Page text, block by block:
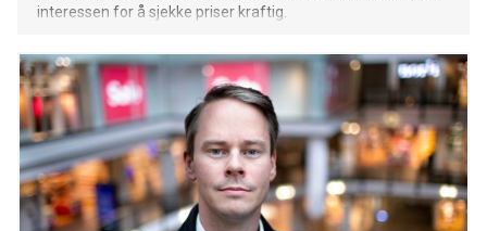
interessen for å sjekke priser kraftig.